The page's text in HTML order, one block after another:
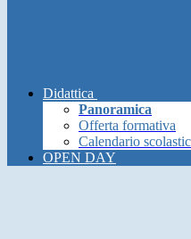
Didattica
Panoramica
Offerta formativa
Calendario
OPEN DAY